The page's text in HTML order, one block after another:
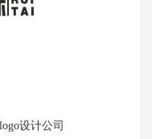
设计公司